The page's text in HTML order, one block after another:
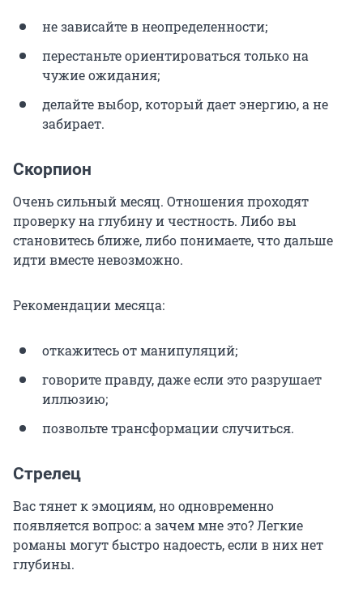
не зависайте в неопределенности;
перестаньте ориентироваться только на
чужие ожидания;
делайте выбор, который дает энергию, а не
забирает.
Скорпион
Очень сильный месяц. Отношения проходят
проверку на глубину и честность. Либо вы
становитесь ближе, либо понимаете, что дальше
идти вместе невозможно.
Рекомендации месяца:
откажитесь от манипуляций;
говорите правду, даже если это разрушает
иллюзию;
позвольте трансформации случиться.
Стрелец
Вас тянет к эмоциям, но одновременно
появляется вопрос: а зачем мне это? Легкие
романы могут быстро надоесть, если в них нет
глубины.